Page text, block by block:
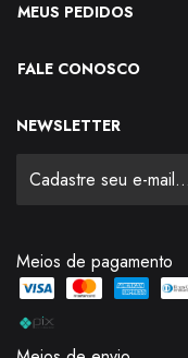
MEUS PEDIDOS
FALE CONOSCO
NEWSLETTER
Meios de pagamento